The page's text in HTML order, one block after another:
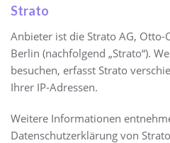
Strato
Anbieter ist die Strato AG,
Berlin (nachfolgend „Strato“).
besuchen, erfasst Strato
Ihrer IP-Adressen.
Weitere Informationen
Datenschutzerklärung von